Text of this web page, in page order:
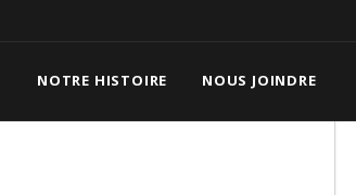
NOTRE HISTOIRE NOUS JOINDRE